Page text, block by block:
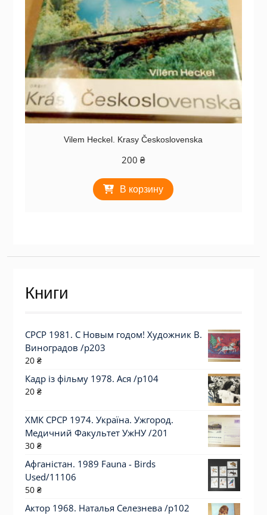
Vilem Heckel. Krasy Československa
200₴
В корзину
Книги
СРСР 1981. С Новым годом! Художник В.
Виноградов /р203
20 ₴
Кадр із фільму 1978. Ася /p104
20 ₴
ХМК СРСР 1974. Україна. Ужгород.
Медичний Факультет УжНУ /201
30 ₴
Афганістан. 1989 Fauna - Birds
Used/11106
50 ₴
Актор 1968. Наталья Селезнева /p102